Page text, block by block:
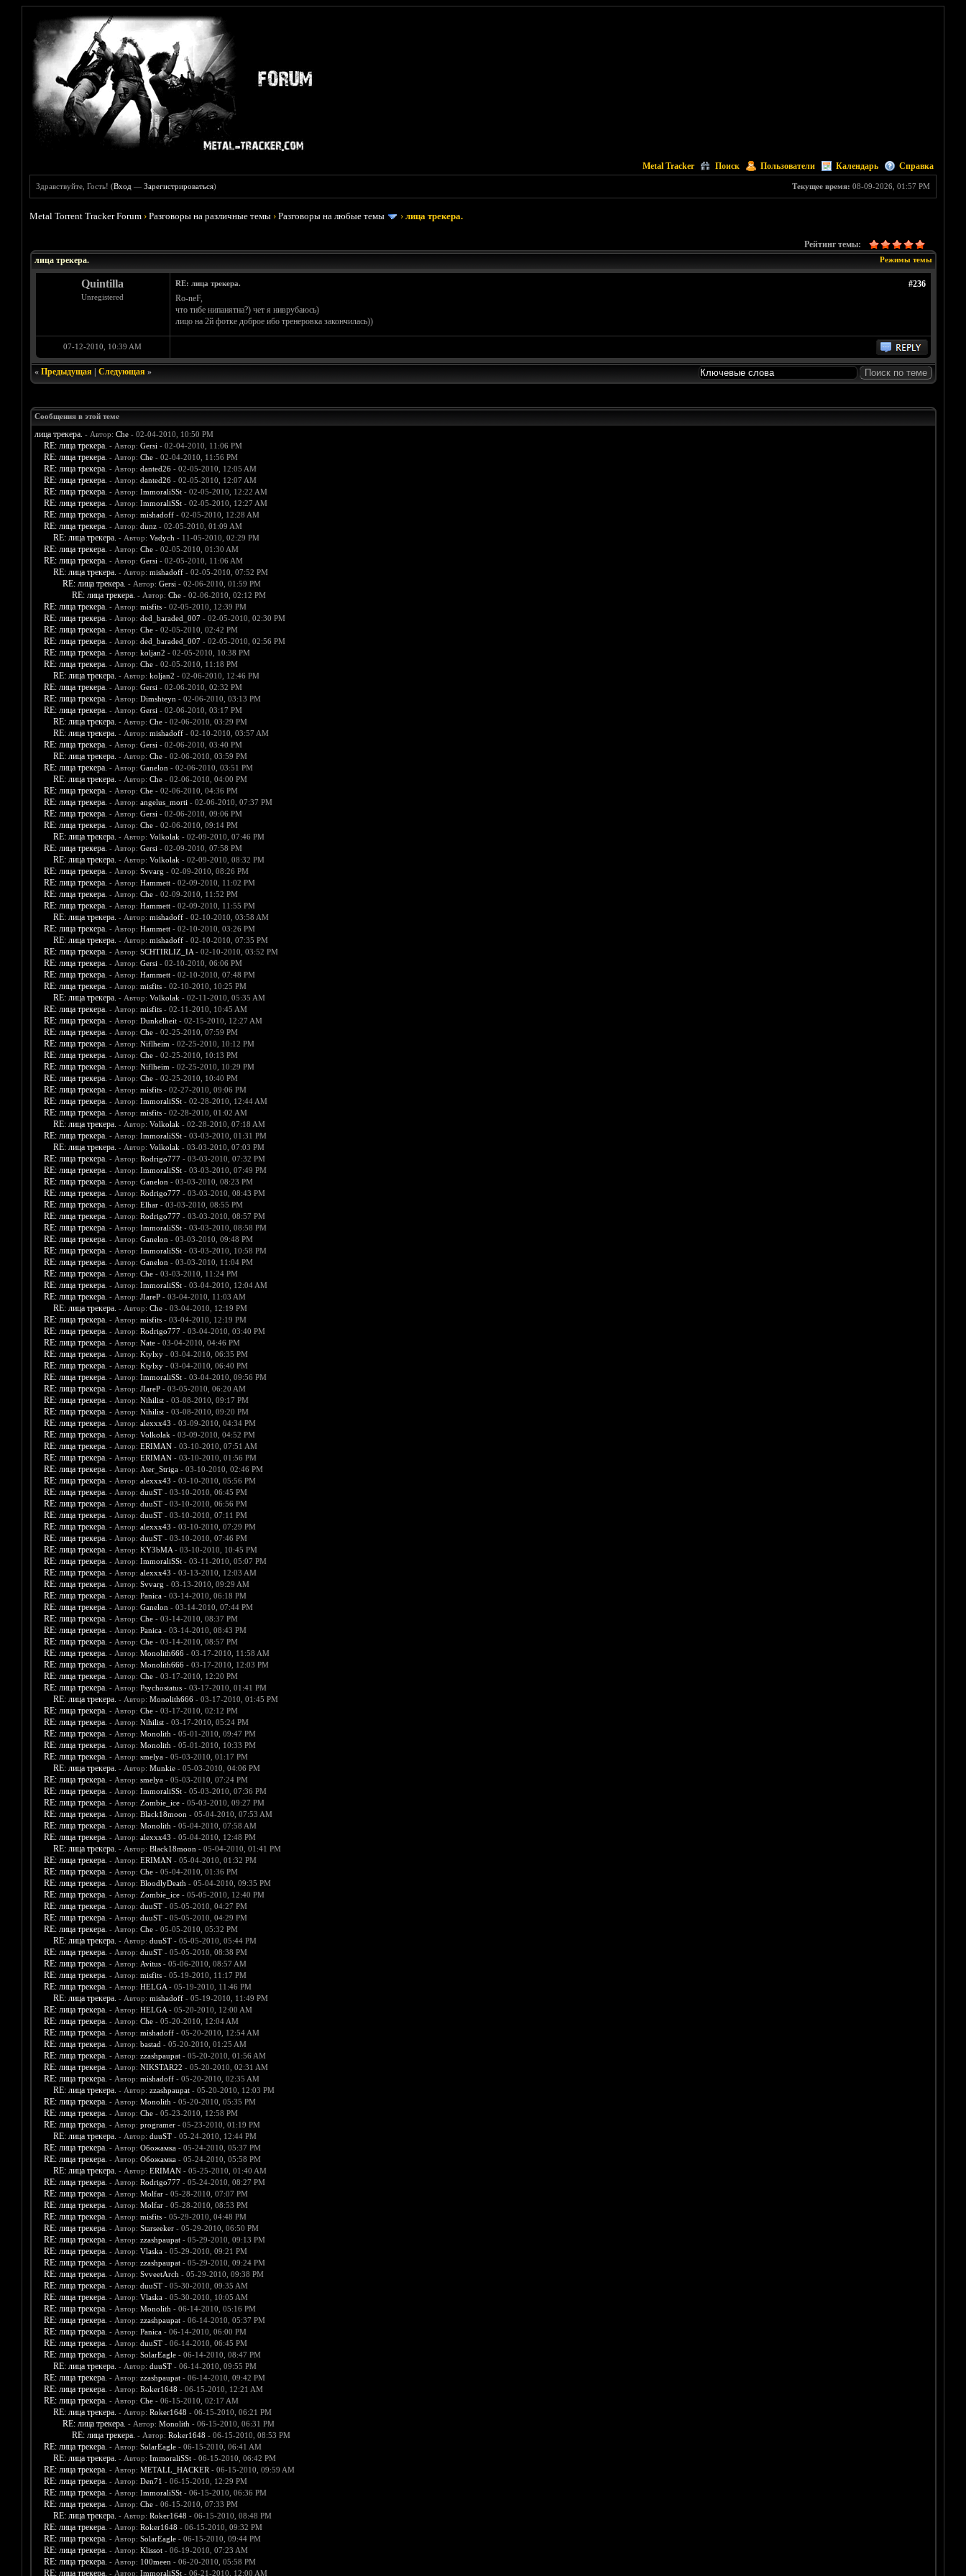
Metal Tracker Поиск Пользователи Календарь Справка
Текущее время: 08-09-2026, 01:57 PM
Здравствуйте, Гость! (Вход —Зарегистрироваться)
Metal Torrent Tracker Forum ›Разговоры на различные темы ›Разговоры на любые темы ›лица трекера.
Рейтинг темы:
Режимы темы
лица трекера.
Quintilla
Unregistered
#236
RE: лица трекера.
Ro-neF,
что тибе нипанятна?) чет я ниврубаюсь)
лицо на 2й фотке доброе ибо тренеровка закончилась))
07-12-2010, 10:39 AM
« Предыдущая| Следующая»
Сообщения в этой теме
лица трекера. - Автор: Che- 02-04-2010, 10:50 PM
RE: лица трекера. - Автор: Gersi - 02-04-2010, 11:06 PM
RE: лица трекера. - Автор: Che- 02-04-2010, 11:56 PM
RE: лица трекера. - Автор: danted26- 02-05-2010, 12:05 AM
RE: лица трекера. - Автор: danted26- 02-05-2010, 12:07 AM
RE: лица трекера. - Автор: ImmoraliSSt- 02-05-2010, 12:22 AM
RE: лица трекера. - Автор: ImmoraliSSt- 02-05-2010, 12:27 AM
RE: лица трекера. - Автор: mishadoff- 02-05-2010, 12:28 AM
RE: лица трекера. - Автор: dunz- 02-05-2010, 01:09 AM
RE: лица трекера. - Автор: Vadych - 11-05-2010, 02:29 PM
RE: лица трекера. - Автор: Che- 02-05-2010, 01:30 AM
RE: лица трекера. - Автор: Gersi - 02-05-2010, 11:06 AM
RE: лица трекера. - Автор: mishadoff- 02-05-2010, 07:52 PM
RE: лица трекера. - Автор: Gersi - 02-06-2010, 01:59 PM
RE: лица трекера. - Автор: Che- 02-06-2010, 02:12 PM
RE: лица трекера. - Автор: misfits- 02-05-2010, 12:39 PM
RE: лица трекера. - Автор: ded_baraded_007- 02-05-2010, 02:30 PM
RE: лица трекера. - Автор: Che- 02-05-2010, 02:42 PM
RE: лица трекера. - Автор: ded_baraded_007- 02-05-2010, 02:56 PM
RE: лица трекера. - Автор: koljan2 - 02-05-2010, 10:38 PM
RE: лица трекера. - Автор: Che- 02-05-2010, 11:18 PM
RE: лица трекера. - Автор: koljan2 - 02-06-2010, 12:46 PM
RE: лица трекера. - Автор: Gersi - 02-06-2010, 02:32 PM
RE: лица трекера. - Автор: Dimshteyn - 02-06-2010, 03:13 PM
RE: лица трекера. - Автор: Gersi - 02-06-2010, 03:17 PM
RE: лица трекера. - Автор: Che- 02-06-2010, 03:29 PM
RE: лица трекера. - Автор: mishadoff- 02-10-2010, 03:57 AM
RE: лица трекера. - Автор: Gersi - 02-06-2010, 03:40 PM
RE: лица трекера. - Автор: Che- 02-06-2010, 03:59 PM
RE: лица трекера. - Автор: Ganelon - 02-06-2010, 03:51 PM
RE: лица трекера. - Автор: Che- 02-06-2010, 04:00 PM
RE: лица трекера. - Автор: Che- 02-06-2010, 04:36 PM
RE: лица трекера. - Автор: angelus_morti - 02-06-2010, 07:37 PM
RE: лица трекера. - Автор: Gersi - 02-06-2010, 09:06 PM
RE: лица трекера. - Автор: Che- 02-06-2010, 09:14 PM
RE: лица трекера. - Автор: Volkolak - 02-09-2010, 07:46 PM
RE: лица трекера. - Автор: Gersi - 02-09-2010, 07:58 PM
RE: лица трекера. - Автор: Volkolak - 02-09-2010, 08:32 PM
RE: лица трекера. - Автор: Svvarg - 02-09-2010, 08:26 PM
RE: лица трекера. - Автор: Hammett- 02-09-2010, 11:02 PM
RE: лица трекера. - Автор: Che- 02-09-2010, 11:52 PM
RE: лица трекера. - Автор: Hammett- 02-09-2010, 11:55 PM
RE: лица трекера. - Автор: mishadoff- 02-10-2010, 03:58 AM
RE: лица трекера. - Автор: Hammett- 02-10-2010, 03:26 PM
RE: лица трекера. - Автор: mishadoff- 02-10-2010, 07:35 PM
RE: лица трекера. - Автор: SCHTIRLIZ_IA- 02-10-2010, 03:52 PM
RE: лица трекера. - Автор: Gersi - 02-10-2010, 06:06 PM
RE: лица трекера. - Автор: Hammett- 02-10-2010, 07:48 PM
RE: лица трекера. - Автор: misfits- 02-10-2010, 10:25 PM
RE: лица трекера. - Автор: Volkolak - 02-11-2010, 05:35 AM
RE: лица трекера. - Автор: misfits- 02-11-2010, 10:45 AM
RE: лица трекера. - Автор: Dunkelheit- 02-15-2010, 12:27 AM
RE: лица трекера. - Автор: Che- 02-25-2010, 07:59 PM
RE: лица трекера. - Автор: Niflheim - 02-25-2010, 10:12 PM
RE: лица трекера. - Автор: Che- 02-25-2010, 10:13 PM
RE: лица трекера. - Автор: Niflheim - 02-25-2010, 10:29 PM
RE: лица трекера. - Автор: Che- 02-25-2010, 10:40 PM
RE: лица трекера. - Автор: misfits- 02-27-2010, 09:06 PM
RE: лица трекера. - Автор: ImmoraliSSt- 02-28-2010, 12:44 AM
RE: лица трекера. - Автор: misfits- 02-28-2010, 01:02 AM
RE: лица трекера. - Автор: Volkolak - 02-28-2010, 07:18 AM
RE: лица трекера. - Автор: ImmoraliSSt- 03-03-2010, 01:31 PM
RE: лица трекера. - Автор: Volkolak - 03-03-2010, 07:03 PM
RE: лица трекера. - Автор: Rodrigo777- 03-03-2010, 07:32 PM
RE: лица трекера. - Автор: ImmoraliSSt- 03-03-2010, 07:49 PM
RE: лица трекера. - Автор: Ganelon - 03-03-2010, 08:23 PM
RE: лица трекера. - Автор: Rodrigo777- 03-03-2010, 08:43 PM
RE: лица трекера. - Автор: Elhar- 03-03-2010, 08:55 PM
RE: лица трекера. - Автор: Rodrigo777- 03-03-2010, 08:57 PM
RE: лица трекера. - Автор: ImmoraliSSt- 03-03-2010, 08:58 PM
RE: лица трекера. - Автор: Ganelon - 03-03-2010, 09:48 PM
RE: лица трекера. - Автор: ImmoraliSSt- 03-03-2010, 10:58 PM
RE: лица трекера. - Автор: Ganelon - 03-03-2010, 11:04 PM
RE: лица трекера. - Автор: Che- 03-03-2010, 11:24 PM
RE: лица трекера. - Автор: ImmoraliSSt- 03-04-2010, 12:04 AM
RE: лица трекера. - Автор: JIareP- 03-04-2010, 11:03 AM
RE: лица трекера. - Автор: Che- 03-04-2010, 12:19 PM
RE: лица трекера. - Автор: misfits- 03-04-2010, 12:19 PM
RE: лица трекера. - Автор: Rodrigo777- 03-04-2010, 03:40 PM
RE: лица трекера. - Автор: Nate- 03-04-2010, 04:46 PM
RE: лица трекера. - Автор: Ktylxy- 03-04-2010, 06:35 PM
RE: лица трекера. - Автор: Ktylxy- 03-04-2010, 06:40 PM
RE: лица трекера. - Автор: ImmoraliSSt- 03-04-2010, 09:56 PM
RE: лица трекера. - Автор: JIareP- 03-05-2010, 06:20 AM
RE: лица трекера. - Автор: Nihilist- 03-08-2010, 09:17 PM
RE: лица трекера. - Автор: Nihilist- 03-08-2010, 09:20 PM
RE: лица трекера. - Автор: alexxx43 - 03-09-2010, 04:34 PM
RE: лица трекера. - Автор: Volkolak - 03-09-2010, 04:52 PM
RE: лица трекера. - Автор: ERIMAN- 03-10-2010, 07:51 AM
RE: лица трекера. - Автор: ERIMAN- 03-10-2010, 01:56 PM
RE: лица трекера. - Автор: Ater_Striga- 03-10-2010, 02:46 PM
RE: лица трекера. - Автор: alexxx43 - 03-10-2010, 05:56 PM
RE: лица трекера. - Автор: duuST- 03-10-2010, 06:45 PM
RE: лица трекера. - Автор: duuST- 03-10-2010, 06:56 PM
RE: лица трекера. - Автор: duuST- 03-10-2010, 07:11 PM
RE: лица трекера. - Автор: alexxx43 - 03-10-2010, 07:29 PM
RE: лица трекера. - Автор: duuST- 03-10-2010, 07:46 PM
RE: лица трекера. - Автор: KY3bMA- 03-10-2010, 10:45 PM
RE: лица трекера. - Автор: ImmoraliSSt- 03-11-2010, 05:07 PM
RE: лица трекера. - Автор: alexxx43 - 03-13-2010, 12:03 AM
RE: лица трекера. - Автор: Svvarg - 03-13-2010, 09:29 AM
RE: лица трекера. - Автор: Panica- 03-14-2010, 06:18 PM
RE: лица трекера. - Автор: Ganelon - 03-14-2010, 07:44 PM
RE: лица трекера. - Автор: Che- 03-14-2010, 08:37 PM
RE: лица трекера. - Автор: Panica- 03-14-2010, 08:43 PM
RE: лица трекера. - Автор: Che- 03-14-2010, 08:57 PM
RE: лица трекера. - Автор: Monolith666- 03-17-2010, 11:58 AM
RE: лица трекера. - Автор: Monolith666- 03-17-2010, 12:03 PM
RE: лица трекера. - Автор: Che- 03-17-2010, 12:20 PM
RE: лица трекера. - Автор: Psychostatus- 03-17-2010, 01:41 PM
RE: лица трекера. - Автор: Monolith666- 03-17-2010, 01:45 PM
RE: лица трекера. - Автор: Che- 03-17-2010, 02:12 PM
RE: лица трекера. - Автор: Nihilist- 03-17-2010, 05:24 PM
RE: лица трекера. - Автор: Monolith - 05-01-2010, 09:47 PM
RE: лица трекера. - Автор: Monolith - 05-01-2010, 10:33 PM
RE: лица трекера. - Автор: smelya- 05-03-2010, 01:17 PM
RE: лица трекера. - Автор: Munkie- 05-03-2010, 04:06 PM
RE: лица трекера. - Автор: smelya- 05-03-2010, 07:24 PM
RE: лица трекера. - Автор: ImmoraliSSt- 05-03-2010, 07:36 PM
RE: лица трекера. - Автор: Zombie_ice- 05-03-2010, 09:27 PM
RE: лица трекера. - Автор: Black18moon - 05-04-2010, 07:53 AM
RE: лица трекера. - Автор: Monolith - 05-04-2010, 07:58 AM
RE: лица трекера. - Автор: alexxx43 - 05-04-2010, 12:48 PM
RE: лица трекера. - Автор: Black18moon - 05-04-2010, 01:41 PM
RE: лица трекера. - Автор: ERIMAN- 05-04-2010, 01:32 PM
RE: лица трекера. - Автор: Che- 05-04-2010, 01:36 PM
RE: лица трекера. - Автор: BloodlyDeath - 05-04-2010, 09:35 PM
RE: лица трекера. - Автор: Zombie_ice- 05-05-2010, 12:40 PM
RE: лица трекера. - Автор: duuST- 05-05-2010, 04:27 PM
RE: лица трекера. - Автор: duuST- 05-05-2010, 04:29 PM
RE: лица трекера. - Автор: Che- 05-05-2010, 05:32 PM
RE: лица трекера. - Автор: duuST- 05-05-2010, 05:44 PM
RE: лица трекера. - Автор: duuST- 05-05-2010, 08:38 PM
RE: лица трекера. - Автор: Avitus- 05-06-2010, 08:57 AM
RE: лица трекера. - Автор: misfits- 05-19-2010, 11:17 PM
RE: лица трекера. - Автор: HELGA- 05-19-2010, 11:46 PM
RE: лица трекера. - Автор: mishadoff- 05-19-2010, 11:49 PM
RE: лица трекера. - Автор: HELGA- 05-20-2010, 12:00 AM
RE: лица трекера. - Автор: Che- 05-20-2010, 12:04 AM
RE: лица трекера. - Автор: mishadoff- 05-20-2010, 12:54 AM
RE: лица трекера. - Автор: bastad - 05-20-2010, 01:25 AM
RE: лица трекера. - Автор: zzashpaupat- 05-20-2010, 01:56 AM
RE: лица трекера. - Автор: NIKSTAR22 - 05-20-2010, 02:31 AM
RE: лица трекера. - Автор: mishadoff- 05-20-2010, 02:35 AM
RE: лица трекера. - Автор: zzashpaupat- 05-20-2010, 12:03 PM
RE: лица трекера. - Автор: Monolith - 05-20-2010, 05:35 PM
RE: лица трекера. - Автор: Che- 05-23-2010, 12:58 PM
RE: лица трекера. - Автор: programer- 05-23-2010, 01:19 PM
RE: лица трекера. - Автор: duuST- 05-24-2010, 12:44 PM
RE: лица трекера. - Автор: Обожамка- 05-24-2010, 05:37 PM
RE: лица трекера. - Автор: Обожамка- 05-24-2010, 05:58 PM
RE: лица трекера. - Автор: ERIMAN- 05-25-2010, 01:40 AM
RE: лица трекера. - Автор: Rodrigo777- 05-24-2010, 08:27 PM
RE: лица трекера. - Автор: Molfar- 05-28-2010, 07:07 PM
RE: лица трекера. - Автор: Molfar- 05-28-2010, 08:53 PM
RE: лица трекера. - Автор: misfits- 05-29-2010, 04:48 PM
RE: лица трекера. - Автор: Starseeker- 05-29-2010, 06:50 PM
RE: лица трекера. - Автор: zzashpaupat- 05-29-2010, 09:13 PM
RE: лица трекера. - Автор: Vlaska- 05-29-2010, 09:21 PM
RE: лица трекера. - Автор: zzashpaupat- 05-29-2010, 09:24 PM
RE: лица трекера. - Автор: SvveetArch - 05-29-2010, 09:38 PM
RE: лица трекера. - Автор: duuST- 05-30-2010, 09:35 AM
RE: лица трекера. - Автор: Vlaska- 05-30-2010, 10:05 AM
RE: лица трекера. - Автор: Monolith - 06-14-2010, 05:16 PM
RE: лица трекера. - Автор: zzashpaupat- 06-14-2010, 05:37 PM
RE: лица трекера. - Автор: Panica- 06-14-2010, 06:00 PM
RE: лица трекера. - Автор: duuST- 06-14-2010, 06:45 PM
RE: лица трекера. - Автор: SolarEagle- 06-14-2010, 08:47 PM
RE: лица трекера. - Автор: duuST- 06-14-2010, 09:55 PM
RE: лица трекера. - Автор: zzashpaupat- 06-14-2010, 09:42 PM
RE: лица трекера. - Автор: Roker1648 - 06-15-2010, 12:21 AM
RE: лица трекера. - Автор: Che- 06-15-2010, 02:17 AM
RE: лица трекера. - Автор: Roker1648 - 06-15-2010, 06:21 PM
RE: лица трекера. - Автор: Monolith - 06-15-2010, 06:31 PM
RE: лица трекера. - Автор: Roker1648 - 06-15-2010, 08:53 PM
RE: лица трекера. - Автор: SolarEagle- 06-15-2010, 06:41 AM
RE: лица трекера. - Автор: ImmoraliSSt- 06-15-2010, 06:42 PM
RE: лица трекера. - Автор: METALL_HACKER - 06-15-2010, 09:59 AM
RE: лица трекера. - Автор: Den71 - 06-15-2010, 12:29 PM
RE: лица трекера. - Автор: ImmoraliSSt- 06-15-2010, 06:36 PM
RE: лица трекера. - Автор: Che- 06-15-2010, 07:33 PM
RE: лица трекера. - Автор: Roker1648 - 06-15-2010, 08:48 PM
RE: лица трекера. - Автор: Roker1648 - 06-15-2010, 09:32 PM
RE: лица трекера. - Автор: SolarEagle- 06-15-2010, 09:44 PM
RE: лица трекера. - Автор: Klissot- 06-19-2010, 07:23 AM
RE: лица трекера. - Автор: 100meen - 06-20-2010, 05:58 PM
RE: лица трекера. - Автор: ImmoraliSSt- 06-21-2010, 12:00 AM